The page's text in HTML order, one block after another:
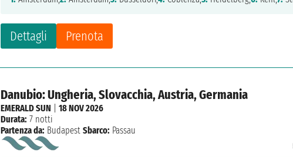
Dettagli Prenota
Danubio: Ungheria, Slovacchia, Austria, Germania
EMERALD SUN |18 NOV 2026
Durata: 7 notti
Partenza da: Budapest Sbarco: Passau